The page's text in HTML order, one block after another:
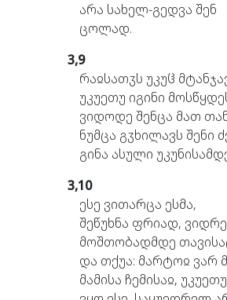
არა სახელ-გედვა შენ
ცოლად.
3,9
რაჲსათჳს უკუჱ
უკუეთუ იგინი
ვიდოდე შენცა მათ
ნუმცა გჳხილავს შენი
გინა ასული
3,10
ესე ვითარცა ესმა,
შეწუხნა ფრიად, ვიდრე
მოშთობადმდე
და თქუა: მარტოჲ ვარ
მამისა ჩემისაჲ, უკუეთუ